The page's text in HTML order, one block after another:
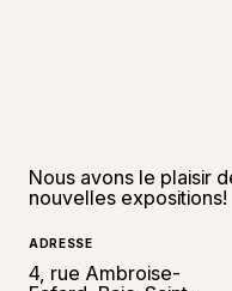
Nous avons le plaisir
nouvelles expositions!
ADRESSE
4, rue Ambroise-